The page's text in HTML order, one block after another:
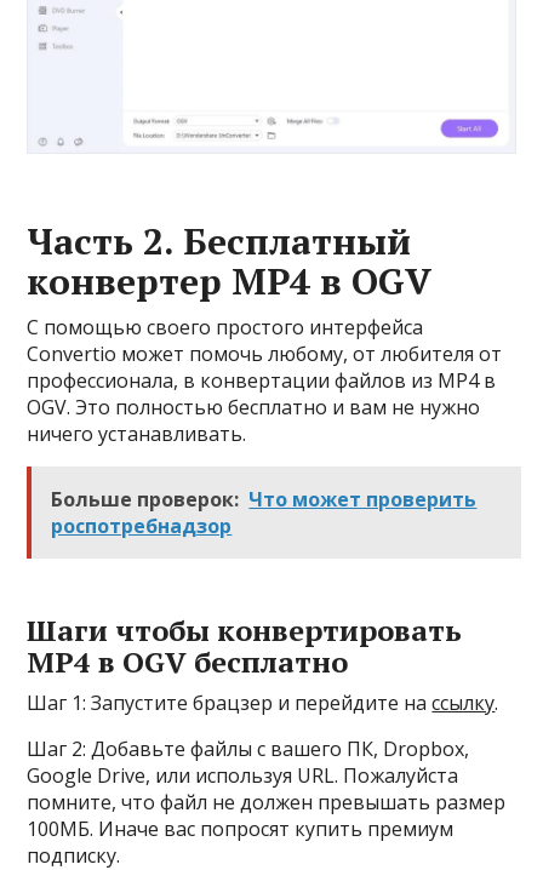
Часть 2. Бесплатный
конвертер MP4 в OGV
С помощью своего простого интерфейса
Convertio может помочь любому, от любителя от
профессионала, в конвертации файлов из MP4 в
OGV. Это полностью бесплатно и вам не нужно
ничего устанавливать.
Больше проверок: Что может проверить
роспотребнадзор
Шаги чтобы конвертировать
MP4 в OGV бесплатно
Шаг 1: Запустите брацзер и перейдите нассылку.
Шаг 2: Добавьте файлы с вашего ПК, Dropbox,
Google Drive, или используя URL. Пожалуйста
помните, что файл не должен превышать размер
100МБ. Иначе вас попросят купить премиум
подписку.